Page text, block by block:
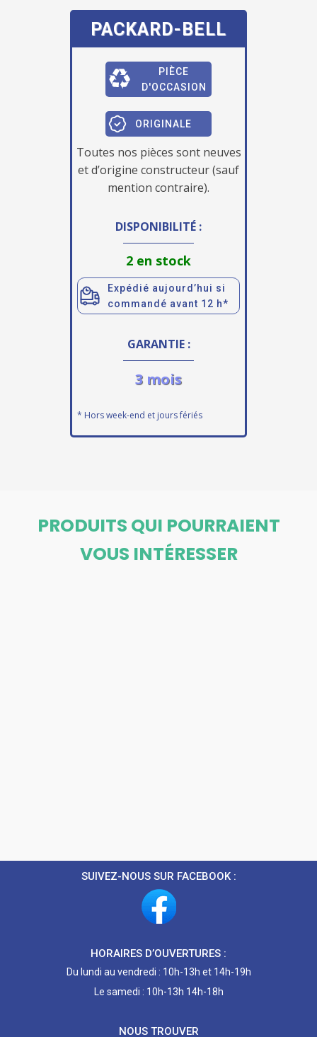
PACKARD-BELL
PIÈCE
D'OCCASION
ORIGINALE
Toutes nos pièces sont neuves
et d’origine constructeur (sauf
mention contraire).
DISPONIBILITÉ :
2 en stock
Expédié aujourd’hui si
commandé avant 12 h*
GARANTIE :
3 mois
* Hors week-end et jours fériés
PRODUITS QUI POURRAIENT
VOUS INTÉRESSER
SUIVEZ-NOUS SUR FACEBOOK :
HORAIRES D’OUVERTURES :
Du lundi au vendredi : 10h-13h et 14h-19h
Le samedi : 10h-13h 14h-18h
NOUS TROUVER